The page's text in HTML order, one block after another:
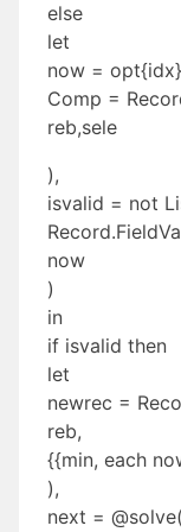
else
let
now =
Comp =
reb,sele
),
isvalid = not
now
)
in
if isvalid then
let
newrec =
reb,
{{min, each
),
next =